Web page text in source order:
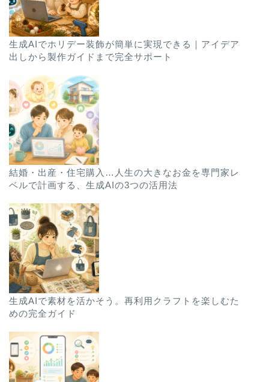
生成AIでホリデー装飾が簡単に実現できる｜アイデア
出しから製作ガイドまで完全サポート
結婚・出産・住宅購入…人生の大きなお金を専門家レ
ベルで計画する、生成AIの3つの活用法
生成AIで素材を活かそう。再利用クラフトを楽しむた
めの完全ガイド